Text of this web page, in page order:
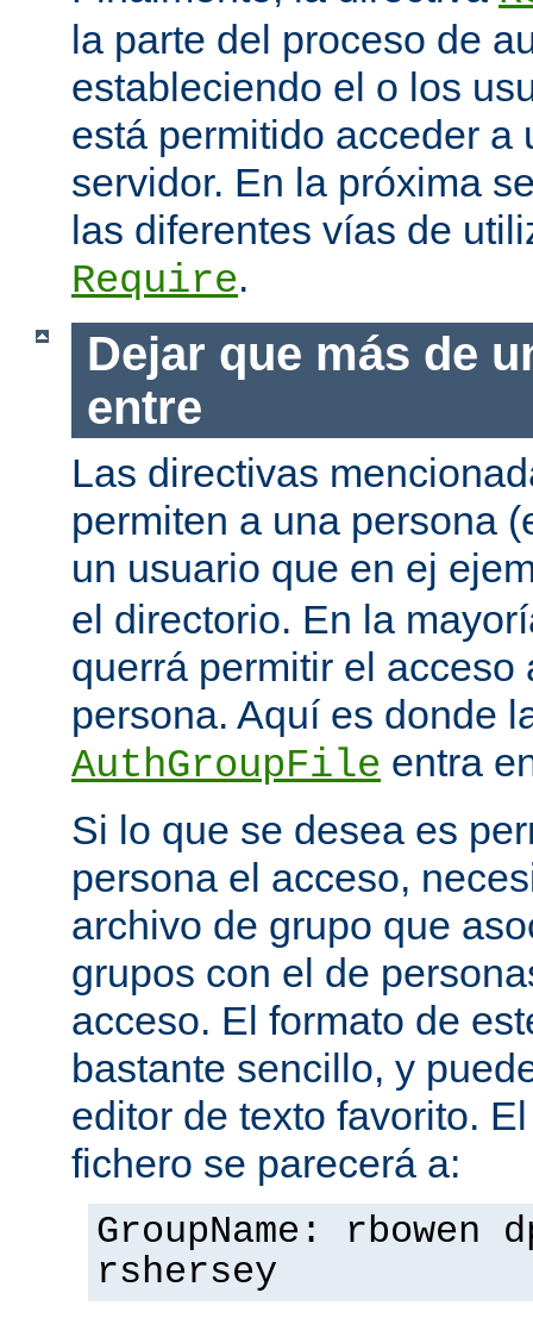
la parte del proceso de
estableciendo el o los
está permitido acceder a
servidor. En la próxima
las diferentes vías de
Require.
Dejar que más de
entre
Las directivas
permiten a una persona
un usuario que en ej
el directorio. En la
querrá permitir el acceso
persona. Aquí es donde
AuthGroupFile entra
Si lo que se desea es
persona el acceso,
archivo de grupo que
grupos con el de
acceso. El formato de
bastante sencillo, y
editor de texto favorito.
fichero se parecerá a:
GroupName: rbowen
rshersey